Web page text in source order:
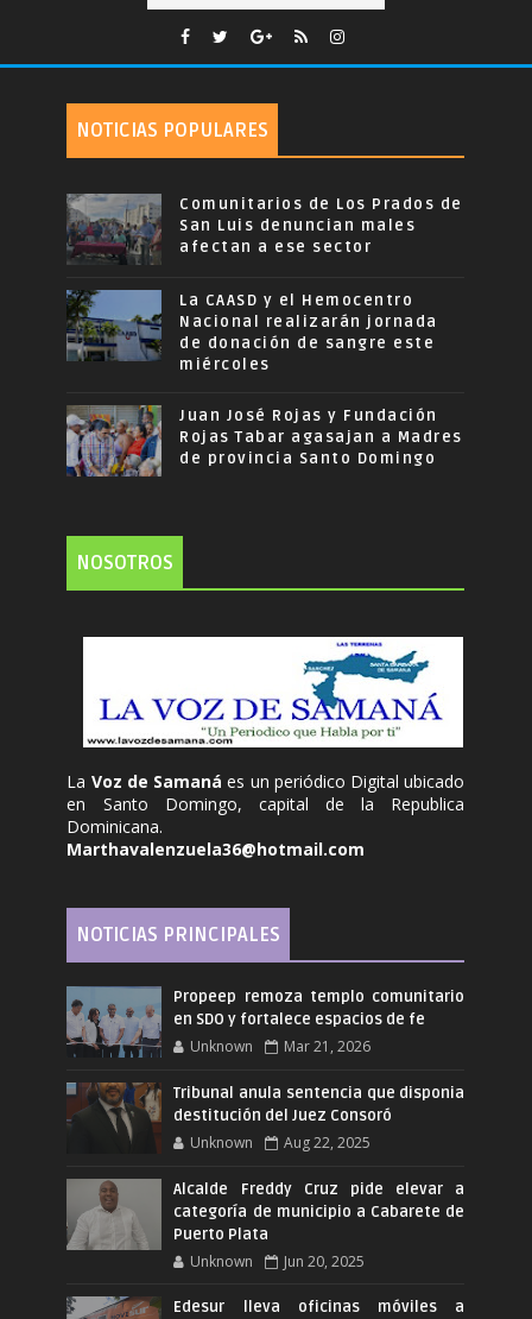
NOTICIAS POPULARES
Comunitarios de Los Prados de
San Luis denuncian males
afectan a ese sector
La CAASD y el Hemocentro
Nacional realizarán jornada
de donación de sangre este
miércoles
Juan José Rojas y Fundación
Rojas Tabar agasajan a Madres
de provincia Santo Domingo
NOSOTROS
La Voz de Samanáes un periódico Digital ubicado
en Santo Domingo, capital de la Republica
Dominicana.
Marthavalenzuela36@hotmail.com
NOTICIAS PRINCIPALES
Propeep remoza templo comunitario
en SDO y fortalece espacios de fe
Unknown Mar 21, 2026
Tribunal anula sentencia que disponia
destitución del Juez Consoró
Unknown Aug 22, 2025
Alcalde Freddy Cruz pide elevar a
categoría de municipio a Cabarete de
Puerto Plata
Unknown Jun 20, 2025
Edesur lleva oficinas móviles a